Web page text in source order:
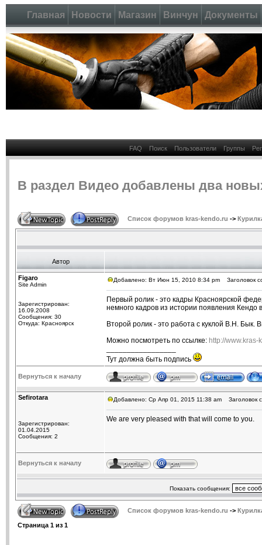
Главная Новости Магазин Винчун Документы
FAQ Поиск Пользователи Группы
В раздел Видео добавлены два
Список форумов kras-kendo.ru ->
Автор
Figaro
Site Admin
Зарегистрирован:
16.09.2008
Сообщения: 30
Откуда: Красноярск
Добавлено: Вт Июн 15, 2010 8:34 pm Заголовок
Первый ролик - это кадры Красноярской
немного кадров из истории появления Кендо
Второй ролик - это работа с куклой В.Н. Бык.
Можно посмотреть по ссылке: http://
Тут должна быть подпись
Вернуться к началу
Sefirotara
Зарегистрирован:
01.04.2015
Сообщения: 2
Добавлено: Ср Апр 01, 2015 11:38 am Заголовок
We are very pleased with that will come to you.
Вернуться к началу
Показать сообщения:
Список форумов kras-kendo.ru ->
Страница 1 из 1